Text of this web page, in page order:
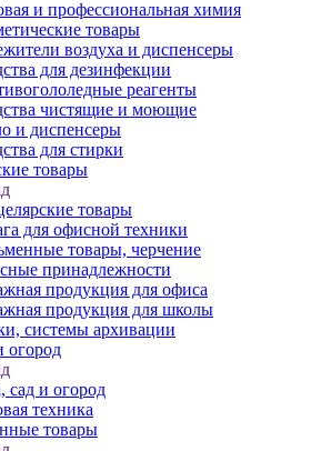
и профессиональная химия
товары
воздуха и диспенсеры
для дезинфекции
реагенты
чистящие и моющие
и диспенсеры
для стирки
товары
товары
для офисной техники
товары, черчение
принадлежности
продукция для офиса
продукция для школы
системы архивации
огород
сад и огород
техника
товары